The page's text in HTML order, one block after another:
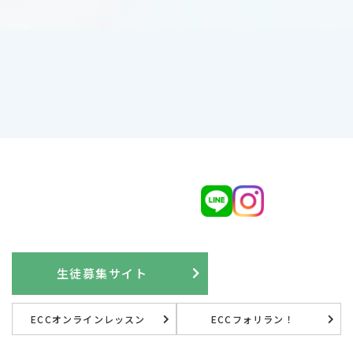
生徒募集サイト
ECCオンラインレッスン ECCフォリラン！